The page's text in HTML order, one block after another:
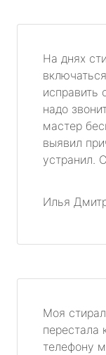
На днях
исправить
надо
мастер
выявил
устранил.
Илья
Моя
перестала
телефону